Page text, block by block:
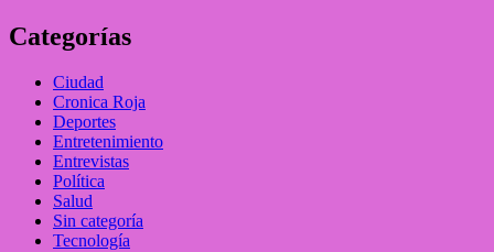
Categorías
Ciudad
Cronica Roja
Deportes
Entretenimiento
Entrevistas
Política
Salud
Sin categoría
Tecnología